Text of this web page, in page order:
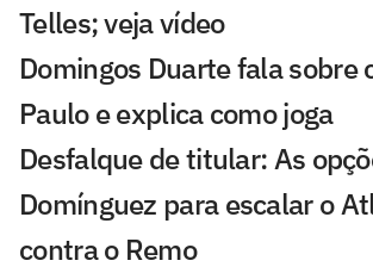
Telles; veja vídeo
Domingos Duarte fala sobre
Paulo e explica como joga
Desfalque de titular: As
Domínguez para escalar o
contra o Remo